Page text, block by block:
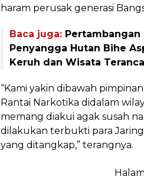
haram perusak generasi
Baca juga: Pertambangan
Penyangga Hutan Bihe
Keruh dan Wisata
“Kami yakin dibawah
Rantai Narkotika didalam
memang diakui agak susah
dilakukan terbukti para
yang ditangkap,” terangnya.